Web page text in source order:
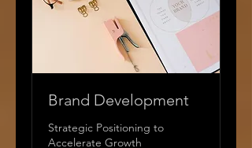
Brand Development
Strategic Positioning to
Accelerate Growth